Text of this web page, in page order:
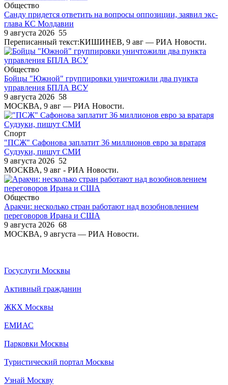
Общество
Санду придется ответить на вопросы оппозиции, заявил экс-
глава КС Молдавии
9 августа 2026 55
Переписанный текст:КИШИНЕВ, 9 авг — РИА Новости.
Общество
Бойцы "Южной" группировки уничтожили два пункта
управления БПЛА ВСУ
9 августа 2026 58
МОСКВА, 9 авг — РИА Новости.
Спорт
"ПСЖ" Сафонова заплатит 36 миллионов евро за вратаря
Судзуки, пишут СМИ
9 августа 2026 52
МОСКВА, 9 авг - РИА Новости.
Общество
Аракчи: несколько стран работают над возобновлением
переговоров Ирана и США
9 августа 2026 68
МОСКВА, 9 августа — РИА Новости.
Госуслуги Москвы
Активный гражданин
ЖКХ Москвы
ЕМИАС
Парковки Москвы
Туристический портал Москвы
Узнай Москву